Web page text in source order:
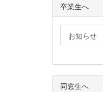
卒業生へ
お知らせ
同窓生へ